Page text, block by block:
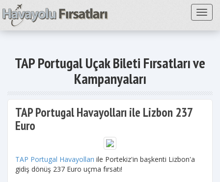
TAP Portugal Uçak Bileti Fırsatları ve
Kampanyaları
TAP Portugal Havayolları ile Lizbon 237
Euro
TAP Portugal Havayolları ile Portekiz'in başkenti Lizbon'a
gidiş dönüş 237 Euro uçma fırsatı!